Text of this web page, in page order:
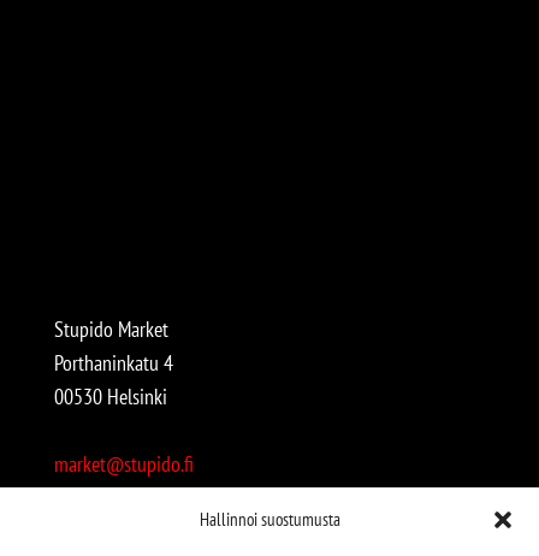
Hallinnoi suostumusta
Stupido Market
Porthaninkatu 4
00530 Helsinki
market@stupido.fi